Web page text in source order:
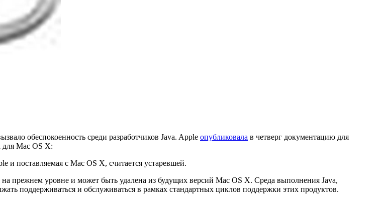
обеспокоенность среди разработчиков Java. Apple опубликовала в четверг документацию для
для Mac OS X:
и поставляемая с Mac OS X, считается устаревшей.
на прежнем уровне и может быть удалена из будущих версий Mac OS X. Среда выполнения Java,
поддерживаться и обслуживаться в рамках стандартных циклов поддержки этих продуктов.